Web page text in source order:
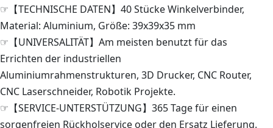
☞【TECHNISCHE DATEN】40 Stücke Winkelverbinder,
Material: Aluminium, Größe: 39x39x35 mm
☞【UNIVERSALITÄT】Am meisten benutzt für das
Errichten der industriellen
Aluminiumrahmenstrukturen, 3D Drucker, CNC Router,
CNC Laserschneider, Robotik Projekte.
☞【SERVICE-UNTERSTÜTZUNG】365 Tage für einen
sorgenfreien Rückholservice oder den Ersatz Lieferung.